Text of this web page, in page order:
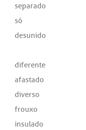
separado
só
desunido
diferente
afastado
diverso
frouxo
insulado